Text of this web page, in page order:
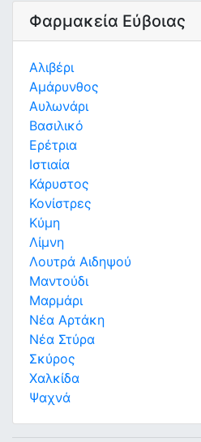
Φαρμακεία Εύβοιας
Αλιβέρι
Αμάρυνθος
Αυλωνάρι
Βασιλικό
Ερέτρια
Ιστιαία
Κάρυστος
Κονίστρες
Κύμη
Λίμνη
Λουτρά Αιδηψού
Μαντούδι
Μαρμάρι
Νέα Αρτάκη
Νέα Στύρα
Σκύρος
Χαλκίδα
Ψαχνά